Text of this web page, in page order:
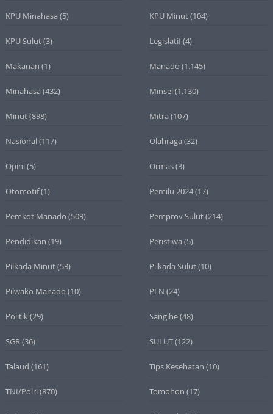
KPU Minahasa (5) KPU Minut(104)
KPU Sulut(3) Legislatif(4)
Makanan (1) Manado (1.145)
Minahasa (432) Minsel (1.130)
Minut(898) Mitra (107)
Nasional (117) Olahraga (32)
Opini (5) Ormas(3)
Otomotif(1) Pemilu 2024(17)
Pemkot Manado (509) Pemprov Sulut(214)
Pendidikan (19) Peristiwa (5)
Pilkada Minut(53) Pilkada Sulut(10)
Pilwako Manado (10) PLN (24)
Politik (29) Sangihe(48)
SGR (36) SULUT(122)
Talaud (161) Tips Kesehatan (10)
TNI/Polri (870) Tomohon (17)